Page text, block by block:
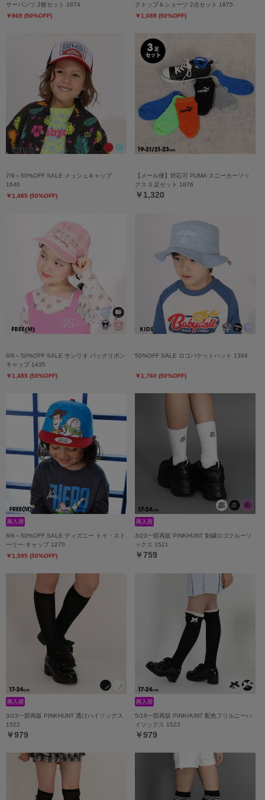
サーパンツ 2枚セット 1874
￥869 (50%OFF)
クトップ＆ショーツ 2点セット 1875
￥1,089 (50%OFF)
7/9～50%OFF SALE メッシュキャップ
1640
￥1,485 (50%OFF)
【メール便】対応可 PUMA スニーカーソッ
クス 3 足セット 1876
￥1,320
8/6～50%OFF SALE サンリオ バックリボン
キャップ 1435
￥1,485 (50%OFF)
50%OFF SALE ロゴバケットハット 1394
￥1,760 (50%OFF)
8/6～50%OFF SALE ディズニー トイ・スト
ーリー キャップ 1270
￥1,595 (50%OFF)
3/23一部再販 PINKHUNT 刺繍ロゴクルーソ
ックス 1521
￥759
3/23一部再販 PINKHUNT 透けハイソックス
1522
￥979
5/18一部再販 PINKHUNT 配色フリルニーハ
イソックス 1523
￥979